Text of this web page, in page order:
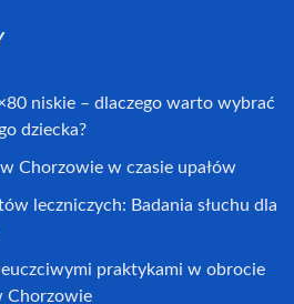
niskie – dlaczego warto wybrać
dziecka?
w Chorzowie w czasie upałów
leczniczych: Badania słuchu dla
praktykami w obrocie
Chorzowie